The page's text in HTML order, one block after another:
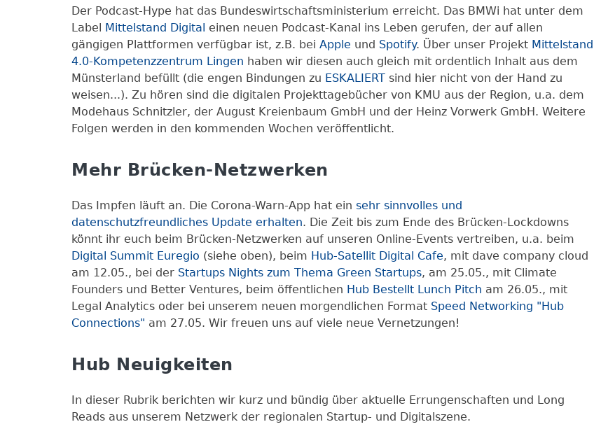
Der Podcast-Hype hat das Bundeswirtschaftsministerium erreicht. Das BMWi hat unter dem
Label Mittelstand Digital einen neuen Podcast-Kanal ins Leben gerufen, der auf allen
gängigen Plattformen verfügbar ist, z.B. bei Apple und Spotify. Über unser Projekt Mittelstand
4.0-Kompetenzzentrum Lingen haben wir diesen auch gleich mit ordentlich Inhalt aus dem
Münsterland befüllt (die engen Bindungen zu ESKALIERT sind hier nicht von der Hand zu
weisen...). Zu hören sind die digitalen Projekttagebücher von KMU aus der Region, u.a. dem
Modehaus Schnitzler, der August Kreienbaum GmbH und der Heinz Vorwerk GmbH. Weitere
Folgen werden in den kommenden Wochen veröffentlicht.
Mehr Brücken-Netzwerken
Das Impfen läuft an. Die Corona-Warn-App hat ein sehr sinnvolles und
datenschutzfreundliches Update erhalten. Die Zeit bis zum Ende des Brücken-Lockdowns
könnt ihr euch beim Brücken-Netzwerken auf unseren Online-Events vertreiben, u.a. beim
Digital Summit Euregio (siehe oben), beim Hub-Satellit Digital Cafe, mit dave company cloud
am 12.05., bei der Startups Nights zum Thema Green Startups, am 25.05., mit Climate
Founders und Better Ventures, beim öffentlichen Hub Bestellt Lunch Pitch am 26.05., mit
Legal Analytics oder bei unserem neuen morgendlichen Format Speed Networking "Hub
Connections" am 27.05. Wir freuen uns auf viele neue Vernetzungen!
Hub Neuigkeiten
In dieser Rubrik berichten wir kurz und bündig über aktuelle Errungenschaften und Long
Reads aus unserem Netzwerk der regionalen Startup- und Digitalszene.